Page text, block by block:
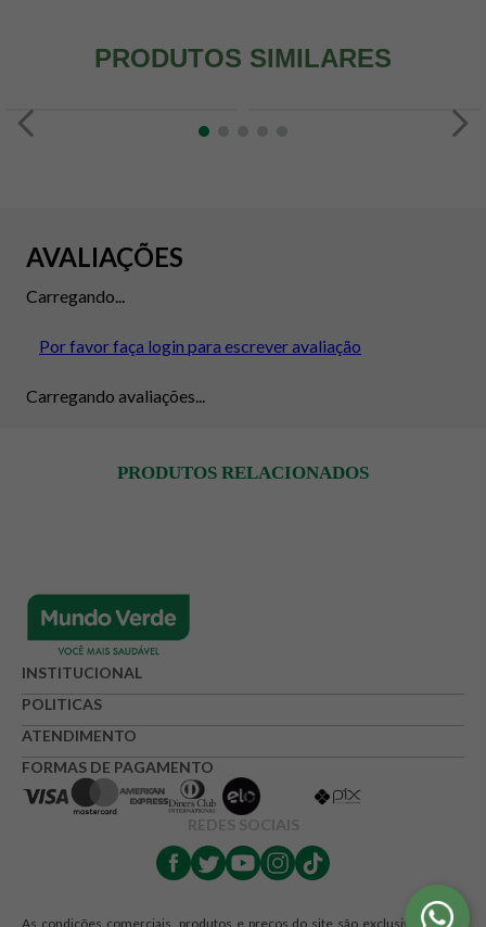
PRODUTOS SIMILARES
AVALIAÇÕES
Carregando...
Por favor faça login para escrever avaliação
Carregando avaliações...
PRODUTOS RELACIONADOS
INSTITUCIONAL
POLITICAS
ATENDIMENTO
FORMAS DE PAGAMENTO
REDES SOCIAIS
As condições comerciais, produtos e preços do site são exclusivos para a